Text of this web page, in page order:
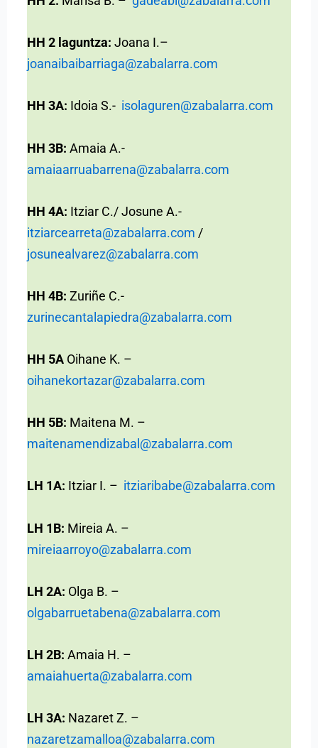
HH 2 laguntza: Joana I.–
joanaibaibarriaga@zabalarra.com
HH 3A: Idoia S.- isolaguren@zabalarra.com
HH 3B:Amaia A.-
amaiaarruabarrena@zabalarra.com
HH 4A: Itziar C./ Josune A.-
itziarcearreta@zabalarra.com /
josunealvarez@zabalarra.com
HH 4B:Zuriñe C.-
zurinecantalapiedra@zabalarra.com
HH 5A Oihane K. –
oihanekortazar@zabalarra.com
HH 5B: Maitena M. –
maitenamendizabal@zabalarra.com
LH 1A: Itziar I. – itziaribabe@zabalarra.com
LH 1B: Mireia A. –
mireiaarroyo@zabalarra.com
LH 2A: Olga B. –
olgabarruetabena@zabalarra.com
LH 2B:Amaia H. –
amaiahuerta@zabalarra.com
LH 3A: Nazaret Z. –
nazaretzamalloa@zabalarra.com